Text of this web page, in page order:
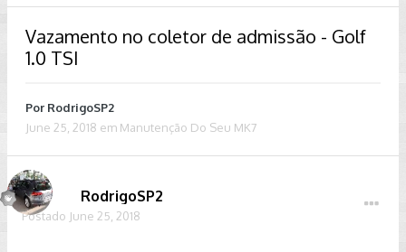
Vazamento no coletor de admissão - Golf
1.0 TSI
Por RodrigoSP2
June 25, 2018 em Manutenção Do Seu MK7
RodrigoSP2
Postado June 25, 2018